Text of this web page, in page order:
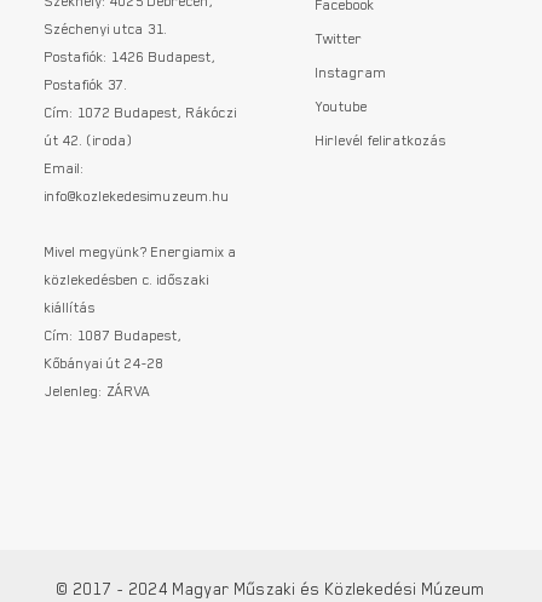
Széchenyi utca 31.
Postafiók: 1426 Budapest,
Postafiók 37.
Cím: 1072 Budapest, Rákóczi
út 42. (iroda)
Email:
info@kozlekedesimuzeum.hu
Mivel megyünk? Energiamix a
közlekedésben c. időszaki
kiállítás
Cím: 1087 Budapest,
Kőbányai út 24-28
Jelenleg: ZÁRVA
Facebook
Twitter
Instagram
Youtube
Hirlevél feliratkozás
© 2017 - 2024 Magyar Műszaki és Közlekedési Múzeum